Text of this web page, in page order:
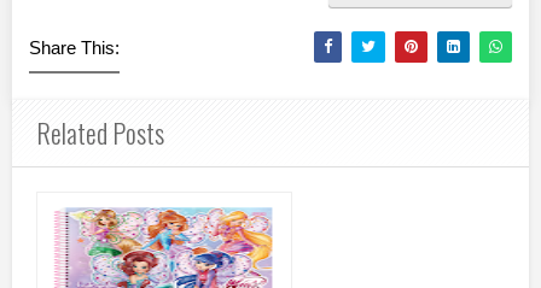
Share This:
Related Posts